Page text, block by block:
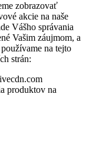
zobrazovať
akcie na naše
Vášho správania
Vašim záujmom, a
na tejto
strán:
produktov na